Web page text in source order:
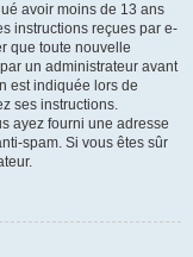
avoir moins de 13 ans
instructions reçues par e-
que toute nouvelle
un administrateur avant
est indiquée lors de
ses instructions.
ayez fourni une adresse
spam. Si vous êtes sûr